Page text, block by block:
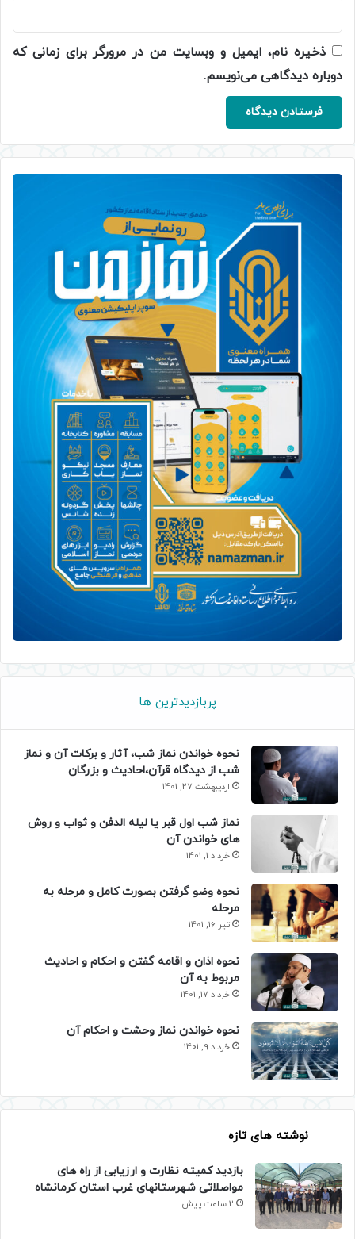
ذخیره نام، ایمیل و وبسایت من در مرورگر برای زمانی که
دوباره دیدگاهی می‌نویسم.
پربازدیدترین ها
نحوه خواندن نماز شب، آثار و برکات آن و نماز
شب از دیدگاه قرآن،احادیث و بزرگان
اردیبهشت 27, 1401
نماز شب اول قبر یا لیله الدفن و ثواب و روش
های خواندن آن
خرداد 1, 1401
نحوه وضو گرفتن بصورت کامل و مرحله به
مرحله
تیر 16, 1401
نحوه اذان و اقامه گفتن و احکام و احادیث
مربوط به آن
خرداد 17, 1401
نحوه خواندن نماز وحشت و احکام آن
خرداد 9, 1401
نوشته های تازه
بازدید کمیته نظارت و ارزیابی از راه های
مواصلاتی شهرستانهای غرب استان کرمانشاه
2 ساعت پیش